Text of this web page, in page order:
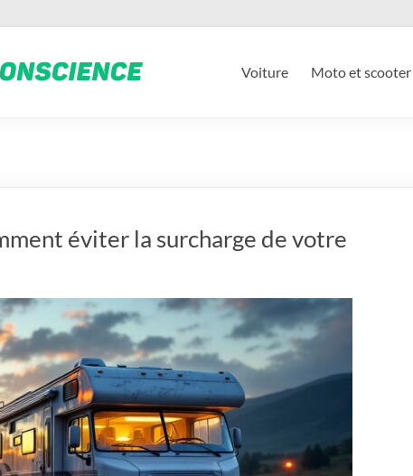
Voiture Moto et scooter
éviter la surcharge de votre